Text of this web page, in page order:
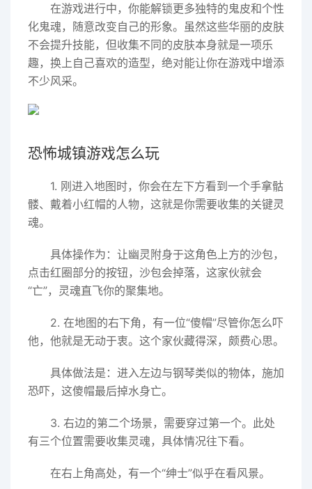
在游戏进行中，你能解锁更多独特的鬼皮和个性
化鬼魂，随意改变自己的形象。虽然这些华丽的皮肤
不会提升技能，但收集不同的皮肤本身就是一项乐
趣，换上自己喜欢的造型，绝对能让你在游戏中增添
不少风采。
恐怖城镇游戏怎么玩
1. 刚进入地图时，你会在左下方看到一个手拿骷
髅、戴着小红帽的人物，这就是你需要收集的关键灵
魂。
具体操作为：让幽灵附身于这角色上方的沙包，
点击红圈部分的按钮，沙包会掉落，这家伙就会
“亡”，灵魂直飞你的聚集地。
2. 在地图的右下角，有一位“傻帽”尽管你怎么吓
他，他就是无动于衷。这个家伙藏得深，颇费心思。
具体做法是：进入左边与钢琴类似的物体，施加
恐吓，这傻帽最后掉水身亡。
3. 右边的第二个场景，需要穿过第一个。此处
有三个位置需要收集灵魂，具体情况往下看。
在右上角高处，有一个“绅士”似乎在看风景。